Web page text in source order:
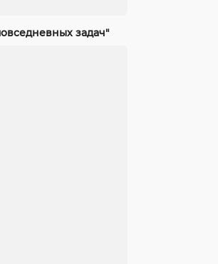
задач"